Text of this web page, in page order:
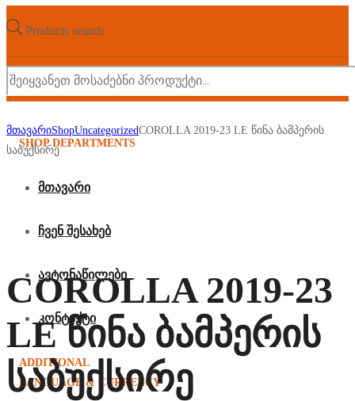
Products search
SHOP DEPARTMENTS
მთავარი
ჩვენ შესახებ
ავტონაწილები
კონტაქტი
ADDITIONAL
LANGUAGE & CURRENCY
მთავარიShopUncategorizedCOROLLA 2019-23 LE წინა ბამპერის
საბუქსირე
COROLLA 2019-23
LE წინა ბამპერის
საბუქსირე